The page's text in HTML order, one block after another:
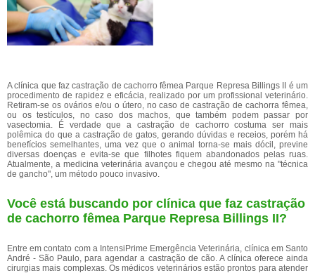
A clínica que faz castração de cachorro fêmea Parque Represa Billings II é um
procedimento de rapidez e eficácia, realizado por um profissional veterinário.
Retiram-se os ovários e/ou o útero, no caso de castração de cachorra fêmea,
ou os testículos, no caso dos machos, que também podem passar por
vasectomia. É verdade que a castração de cachorro costuma ser mais
polêmica do que a castração de gatos, gerando dúvidas e receios, porém há
benefícios semelhantes, uma vez que o animal torna-se mais dócil, previne
diversas doenças e evita-se que filhotes fiquem abandonados pelas ruas.
Atualmente, a medicina veterinária avançou e chegou até mesmo na "técnica
de gancho", um método pouco invasivo.
Você está buscando por clínica que faz castração
de cachorro fêmea Parque Represa Billings II?
Entre em contato com a IntensiPrime Emergência Veterinária, clínica em Santo
André - São Paulo, para agendar a castração de cão. A clínica oferece ainda
cirurgias mais complexas. Os médicos veterinários estão prontos para atender